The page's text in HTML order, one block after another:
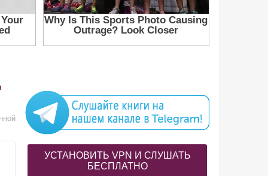
УСТАНОВИТЬ VPN И СЛУШАТЬ
БЕСПЛАТНО